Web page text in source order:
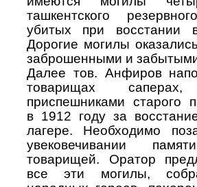
ташкентского
убитых при восстании
Дорогие могилы
заброшенными и
Далее тов. Анфиров
товарищах саперах,
приспешниками старого
в 1912 году за
лагере. Необходимо
увековечивании
товарищей. Оратор
все эти могилы,